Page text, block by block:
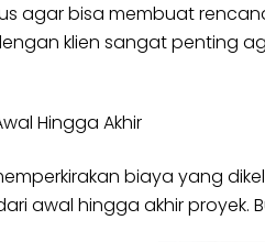
agar bisa membuat
klien sangat penting
Hingga Akhir
biaya yang
awal hingga akhir proyek.